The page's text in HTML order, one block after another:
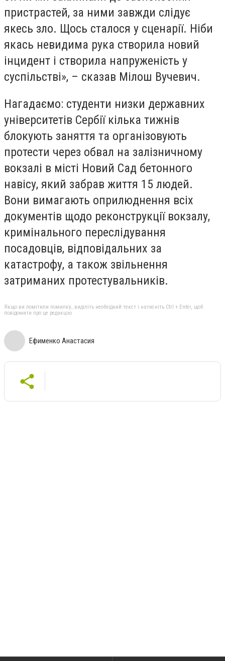
пристрастей, за ними завжди слідує
якесь зло. Щось сталося у сценарії. Ніби
якась невидима рука створила новий
інцидент і створила напруженість у
суспільстві», – сказав Мілош Вучевич.
Нагадаємо: студенти низки державних
університетів Сербії кілька тижнів
блокують заняття та організовують
протести через обвал на залізничному
вокзалі в місті Новий Сад бетонного
навісу, який забрав життя 15 людей.
Вони вимагають оприлюднення всіх
документів щодо реконструкції вокзалу,
кримінального переслідування
посадовців, відповідальних за
катастрофу, а також звільнення
затриманих протестувальників.
Якщо ви помітили помилку, виділіть необхідний текст і натисніть Ctrl + Enter, щоб
повідомити про це редакцію
Ефименко Анастасия